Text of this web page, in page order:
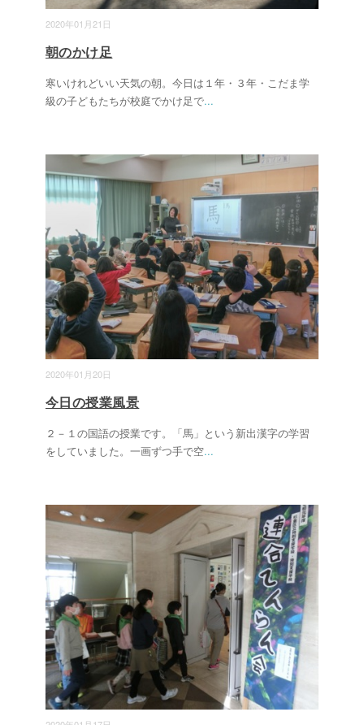
2020年01月21日
朝のかけ足
寒いけれどいい天気の朝。今日は１年・３年・こだま学
級の子どもたちが校庭でかけ足で...
2020年01月20日
今日の授業風景
２－１の国語の授業です。「馬」という新出漢字の学習
をしていました。一画ずつ手で空...